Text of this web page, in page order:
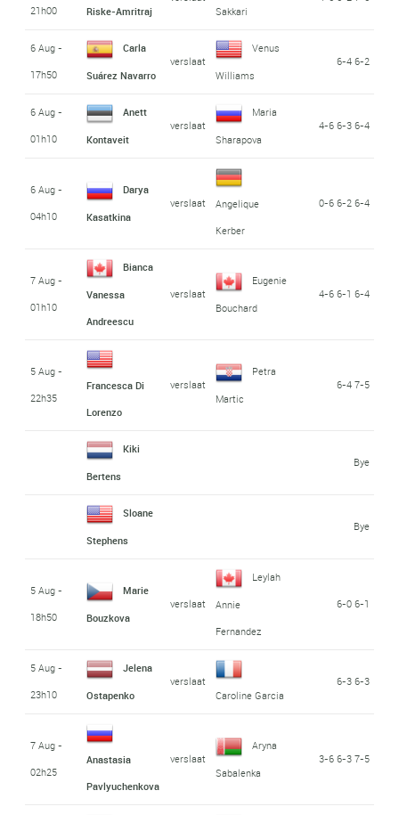
21h00
Riske-Amritraj Sakkari
6 Aug -
17h50
Carla
Suárez Navarro
verslaat
Venus
Williams
6-4 6-2
6 Aug -
01h10
Anett
Kontaveit
verslaat
Maria
Sharapova
4-6 6-3 6-4
6 Aug -
04h10
Darya
Kasatkina
verslaat
Angelique
Kerber
0-6 6-2 6-4
7 Aug -
01h10
Bianca
Vanessa
Andreescu
verslaat
Eugenie
Bouchard
4-6 6-1 6-4
5 Aug -
22h35
Francesca Di
Lorenzo
verslaat
Petra
Martic
6-4 7-5
Kiki
Bertens
Bye
Sloane
Stephens
Bye
5 Aug -
18h50
Marie
Bouzkova
verslaat
Leylah
Annie
Fernandez
6-0 6-1
5 Aug -
23h10
Jelena
Ostapenko
verslaat
Caroline Garcia
6-3 6-3
7 Aug -
02h25
Anastasia
Pavlyuchenkova
verslaat
Aryna
Sabalenka
3-6 6-3 7-5